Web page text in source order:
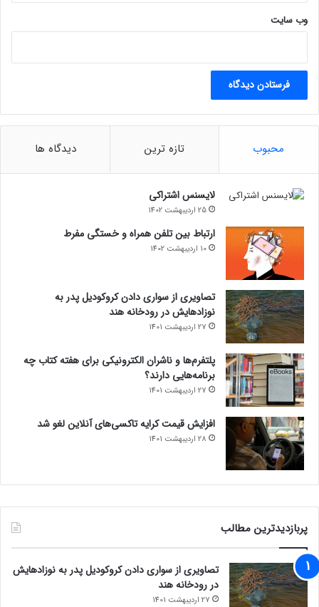
وب‌ سایت
محبوب تازه ترین دیدگاه ها
لایسنس اشتراکی
25 اردیبهشت 1402
ارتباط بین تلفن همراه و خستگی مفرط
10 اردیبهشت 1402
تصاویری از سواری دادن کروکودیل پدر به
نوزادهایش در رودخانه هند
27 اردیبهشت 1401
پلتفرم‌ها و ناشران الکترونیکی برای هفته کتاب چه
برنامه‌هایی دارند؟
27 اردیبهشت 1401
افزایش قیمت کرایه تاکسی‌های آنلاین لغو شد
28 اردیبهشت 1401
پربازدیدترین مطالب
تصاویری از سواری دادن کروکودیل پدر به نوزادهایش
در رودخانه هند
27 اردیبهشت 1401